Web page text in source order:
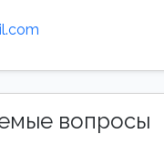
вопросы